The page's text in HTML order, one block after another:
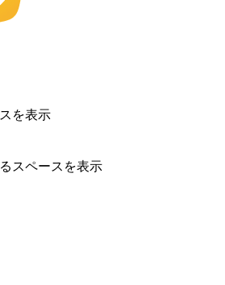
を表示
スペースを表示